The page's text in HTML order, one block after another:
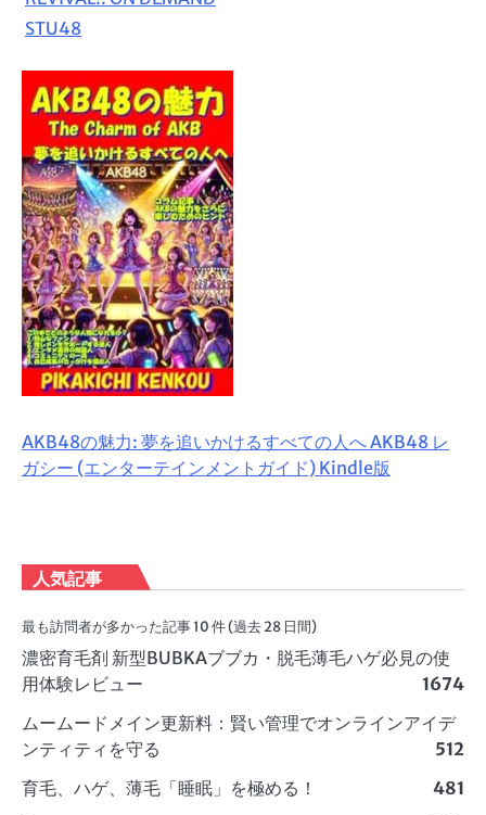
STU48
AKB48の魅力: 夢を追いかけるすべての人へ AKB48 レ
ガシー (エンターテインメントガイド) Kindle版
人気記事
最も訪問者が多かった記事 10 件 (過去 28 日間)
濃密育毛剤 新型BUBKAブブカ・脱毛薄毛ハゲ必見の使
用体験レビュー
1674
ムームードメイン更新料：賢い管理でオンラインアイデ
ンティティを守る
512
育毛、ハゲ、薄毛「睡眠」を極める！
481